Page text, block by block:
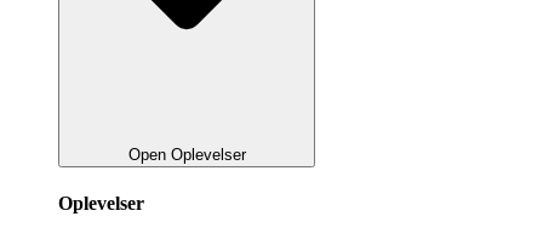
Open Oplevelser
Oplevelser